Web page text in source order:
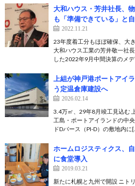
大和ハウス・芳井社長、
も「準備できている」と
2022.11.21
23年度着工分もほぼ確保、大
大和ハウス工業の芳井敬一社
した2022年9月中間決算のメ
上組が神戸港ポートアイ
う定温倉庫建設へ
2026.02.14
3.4万㎡、29年8月竣工見込む
工島・ポートアイランドの中
ドDバース（PI-D）の敷地内に
ホームロジスティクス、
に食堂導入
2019.03.21
新たに札幌と九州で開設 ニト